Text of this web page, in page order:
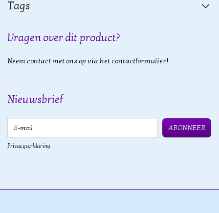
Tags
Vragen over dit product?
Neem contact met ons op via het contactformulier!
Nieuwsbrief
ABONNEER
Privacyverklaring